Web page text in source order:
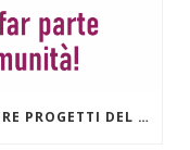
— NUOVA PROROGA SCADENZA–TRE PROGETTI DEL SERVIZIO CIVILE PER LA COMUNITÀ EDUCANTE EVOLUTA ZISA DANISINNI